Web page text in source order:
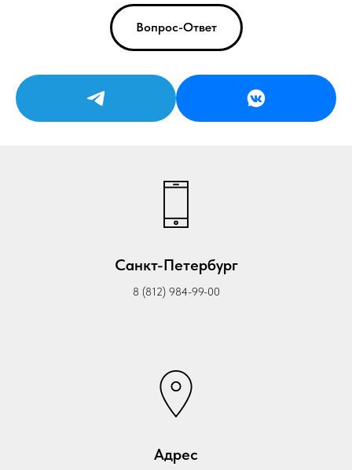
Вопрос-Ответ
Санкт-Петербург
8 (812) 984-99-00
Адрес